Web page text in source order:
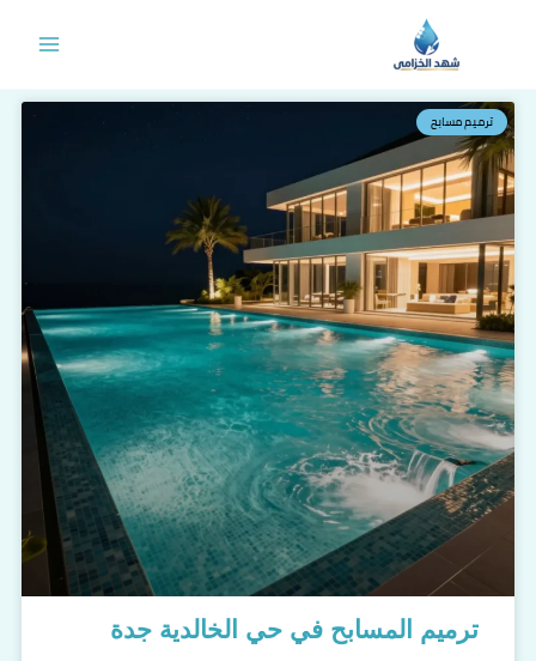
ترميم مسابح
ترميم المسابح في حي الخالدية جدة